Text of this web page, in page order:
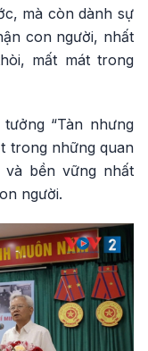
mà còn dành sự
con người, nhất
mất mát trong
“Tàn nhưng
trong những quan
bền vững nhất
người.